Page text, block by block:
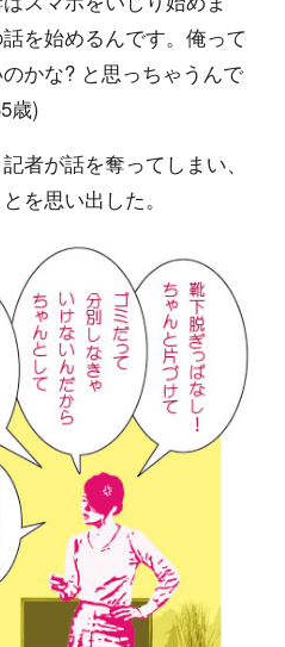
を始めるんです。俺って
かな? と思っちゃうんで
歳)
者が話を奪ってしまい、
を思い出した。